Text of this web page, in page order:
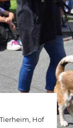
Tierheim , Hof